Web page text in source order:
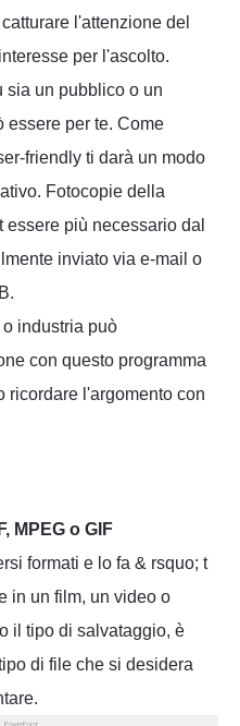
l'attenzione del
per l'ascolto.
sia un pubblico o un
essere per te. Come
friendly ti darà un modo
Fotocopie della
più necessario dal
inviato via e-mail o
industria può
con questo programma
ricordare l'argomento con
MPEG o GIF
formati e lo fa & rsquo; t
in un film, un video o
il tipo di salvataggio, è
di file che si desidera